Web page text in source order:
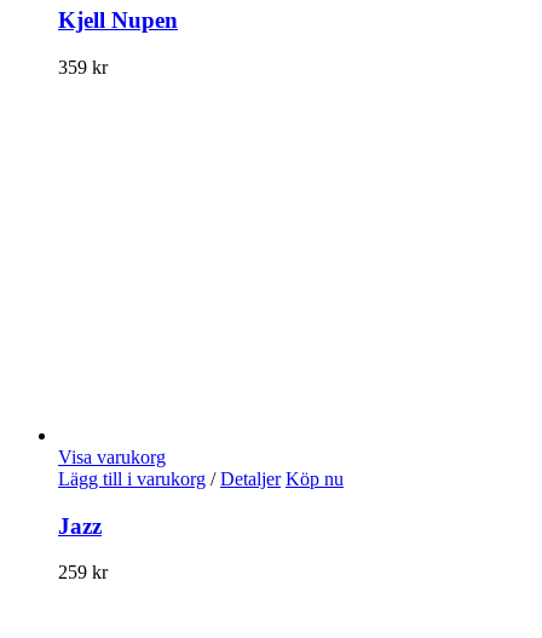
Kjell Nupen
359 kr
Visa varukorg
Lägg till i varukorg / Detaljer Köp nu
Jazz
259 kr